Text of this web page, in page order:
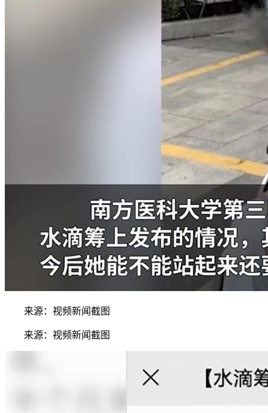
来源：视频新闻截图
来源：视频新闻截图